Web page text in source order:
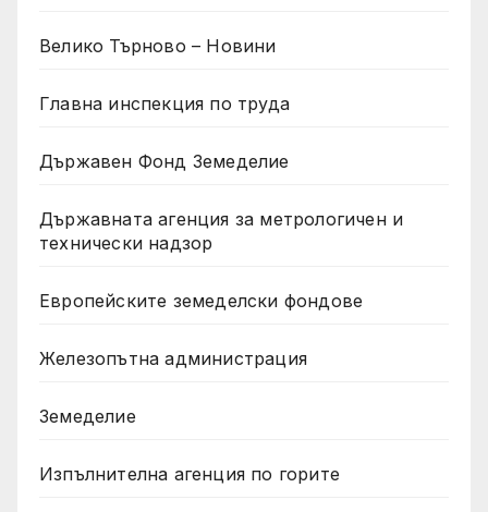
Велико Търново – Новини
Главна инспекция по труда
Държавен Фонд Земеделие
Държавната агенция за метрологичен и
технически надзор
Европейските земеделски фондове
Железопътна администрация
Земеделие
Изпълнителна агенция по горите